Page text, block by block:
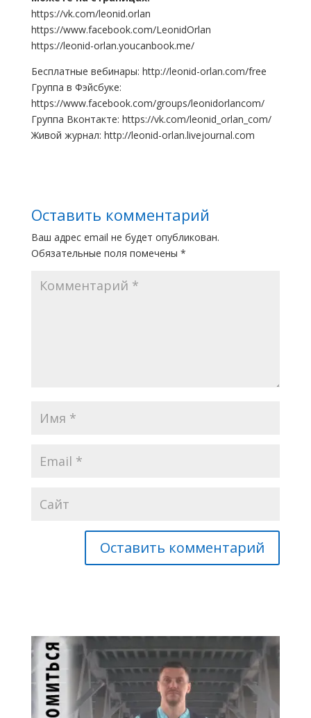
https://vk.com/leonid.orlan
https://www.facebook.com/LeonidOrlan
https://leonid-orlan.youcanbook.me/
Бесплатные вебинары: http://leonid-orlan.com/free
Группа в Фэйсбуке:
https://www.facebook.com/groups/leonidorlancom/
Группа Вконтакте: https://vk.com/leonid_orlan_com/
Живой журнал: http://leonid-orlan.livejournal.com
Оставить комментарий
Ваш адрес email не будет опубликован.
Обязательные поля помечены *